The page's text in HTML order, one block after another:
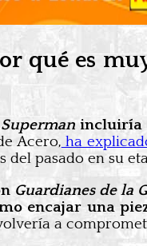
qué es
Supermanincluiría
Acero, ha
pasado en su
Guardianes de la
encajar una
a